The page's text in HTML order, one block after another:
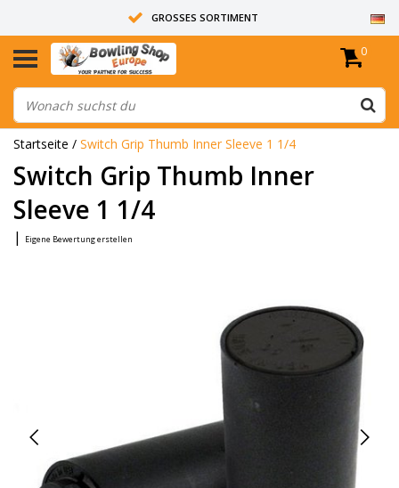
GROSSES SORTIMENT
14 TAGE RÜCKGABERECHT
ALLE BOWLINGKUGELN SIND UNGEBOHRT
0
Startseite / Switch Grip Thumb Inner Sleeve 1 1/4
Switch Grip Thumb Inner
Sleeve 1 1/4
| Eigene Bewertung erstellen